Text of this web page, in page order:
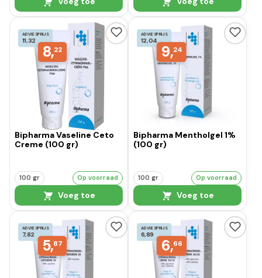
ADVIESPRIJS
11,32
8,22
Bipharma Vaseline Ceto
Creme (100 gr)
100 gr Op voorraad
Voeg toe
ADVIESPRIJS
12,04
9,24
Bipharma Mentholgel 1%
(100 gr)
100 gr Op voorraad
Voeg toe
ADVIESPRIJS
7,82
5,87
ADVIESPRIJS
6,89
6,66